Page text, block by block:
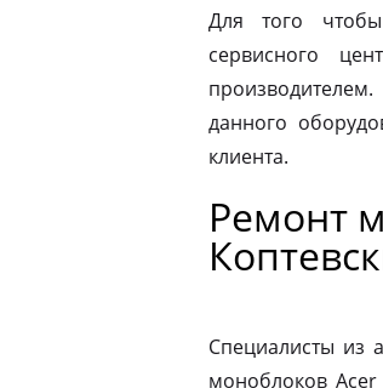
Для того
сервисного
данного
клиента.
Ремонт
Специалисты из
моноблоков